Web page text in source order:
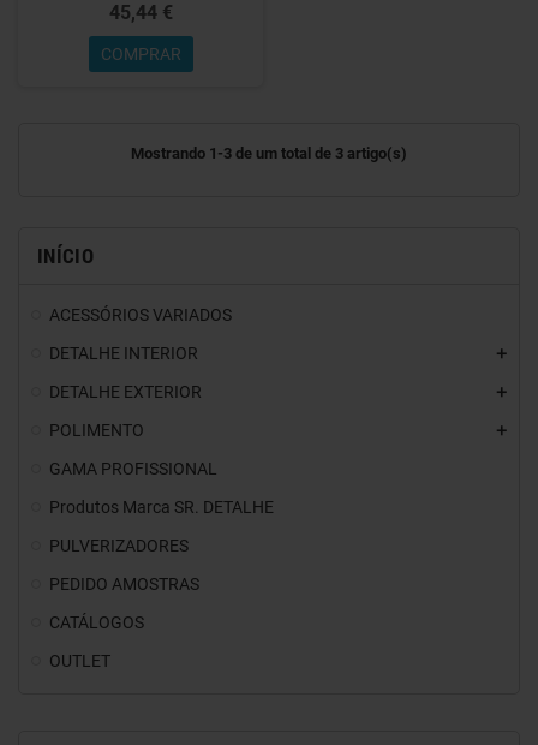
INÍCIO
ACESSÓRIOS VARIADOS
DETALHE INTERIOR
DETALHE EXTERIOR
POLIMENTO
GAMA PROFISSIONAL
Produtos Marca SR. DETALHE
PULVERIZADORES
PEDIDO AMOSTRAS
CATÁLOGOS
OUTLET
45,44 €
COMPRAR
Mostrando 1-3 de um total de 3 artigo(s)